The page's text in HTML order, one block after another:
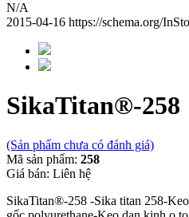
N/A
2015-04-16 https://schema.org/
SikaTitan®-258
(Sản phẩm chưa có đánh giá)
Mã sản phẩm: 258
Giá bán: Liên hệ
SikaTitan®-258 -Sika titan 258-